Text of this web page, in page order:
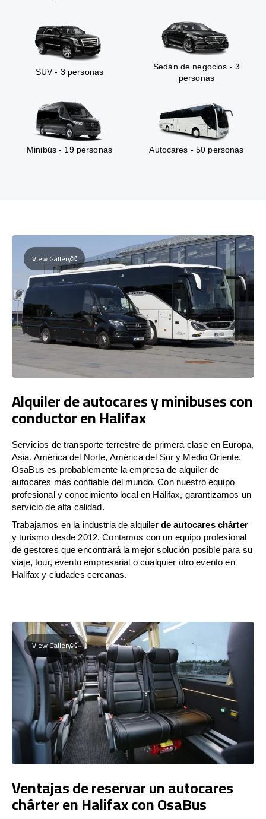
SUV - 3 personas
Sedán de negocios - 3
personas
Minibús - 19 personas Autocares - 50 personas
View Gallery
Alquiler de autocares y minibuses con
conductor en Halifax
Servicios de transporte terrestre de primera clase en Europa,
Asia, América del Norte, América del Sur y Medio Oriente.
OsaBus es probablemente la empresa de alquiler de
autocares más confiable del mundo. Con nuestro equipo
profesional y conocimiento local en Halifax, garantizamos un
servicio de alta calidad.
Trabajamos en la industria de alquiler de autocares chárter
y turismo desde 2012. Contamos con un equipo profesional
de gestores que encontrará la mejor solución posible para su
viaje, tour, evento empresarial o cualquier otro evento en
Halifax y ciudades cercanas.
View Gallery
Ventajas de reservar un autocares
chárter en Halifax con OsaBus